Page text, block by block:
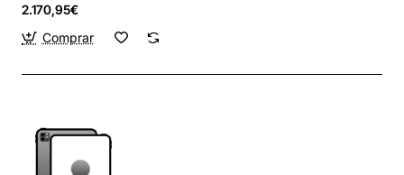
2.170,95€
Comprar